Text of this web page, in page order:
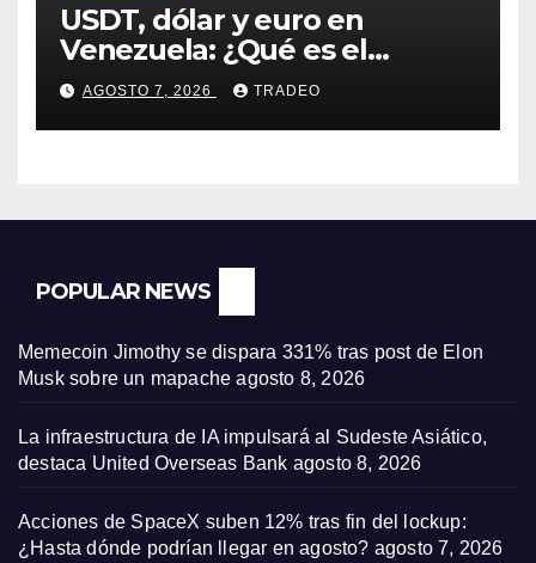
USDT, dólar y euro en
Venezuela: ¿Qué es el
fenómeno “Rockets and
Feathers”?
AGOSTO 7, 2026 TRADEO
POPULAR NEWS
Memecoin Jimothy se dispara 331% tras post de Elon
Musk sobre un mapache agosto 8, 2026
La infraestructura de IA impulsará al Sudeste Asiático,
destaca United Overseas Bank agosto 8, 2026
Acciones de SpaceX suben 12% tras fin del lockup:
¿Hasta dónde podrían llegar en agosto? agosto 7, 2026